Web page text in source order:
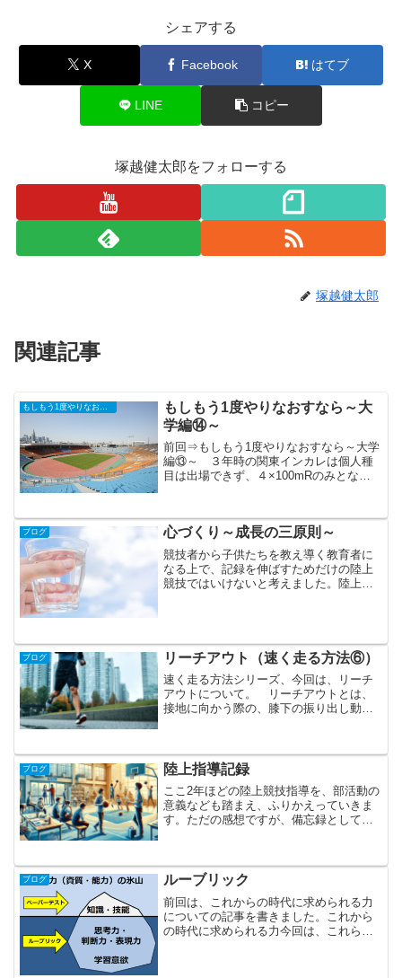
シェアする
X Facebook はてブ
LINE コピー
塚越健太郎をフォローする
塚越健太郎
関連記事
もしもう1度やりなおすなら～大
学編⑭～
前回⇒もしもう1度やりなおすなら～大学
編⑬～ ３年時の関東インカレは個人種
目は出場できず、４×100mRのみとなり
レーメンバーさえ入れないのではないか
という心配もありま...
ブログ 心づくり～成長の三原則～
競技者から子供たちを教え導く教育者に
なる上で、記録を伸ばすためだけの陸上
競技ではいけないと考えました。陸上競
ブログ リーチアウト（速く走る方法⑥）
速く走る方法シリーズ、今回は、リーチ
アウトについて。 リーチアウトとは、
接地に向かう際の、膝下の振り出し動作
接地してしまうため、リーチアウトしな
いよう、振り出さないよう...
ブログ 陸上指導記録
ここ2年ほどの陸上競技指導を、部活動の
意義なども踏まえ、ふりかえっていきま
す。ただの感想ですが、備忘録として残
ツ強豪校のように始めから部活動に力を
入れたいという意志を持...
ブログ ルーブリック
前回は、これからの時代に求められる力
についての記事を書きました。これから
の時代に求められる力今回は、これらの